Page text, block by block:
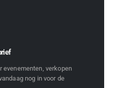
evenementen, verkopen
nog in voor de